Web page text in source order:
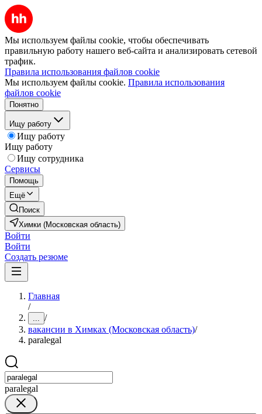
Мы используем файлы cookie, чтобы обеспечивать
правильную работу нашего веб-сайта и анализировать сетевой
трафик.
Правила использования файлов cookie
Мы используем файлы cookie. Правила использования
файлов cookie
Понятно
Ищу работу
Ищу работу
Ищу работу
Ищу сотрудника
Сервисы
Помощь
Ещё
Поиск
Химки (Московская область)
Войти
Войти
Создать резюме
Главная
/
... /
вакансии в Химках (Московская область)/
paralegal
paralegal